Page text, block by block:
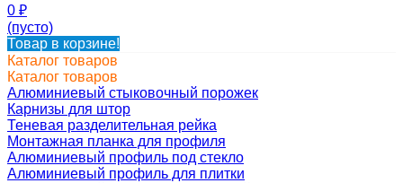
0 ₽
(пусто)
Товар в корзине!
Каталог товаров
Каталог товаров
Алюминиевый стыковочный порожек
Карнизы для штор
Теневая разделительная рейка
Монтажная планка для профиля
Алюминиевый профиль под стекло
Алюминиевый профиль для плитки